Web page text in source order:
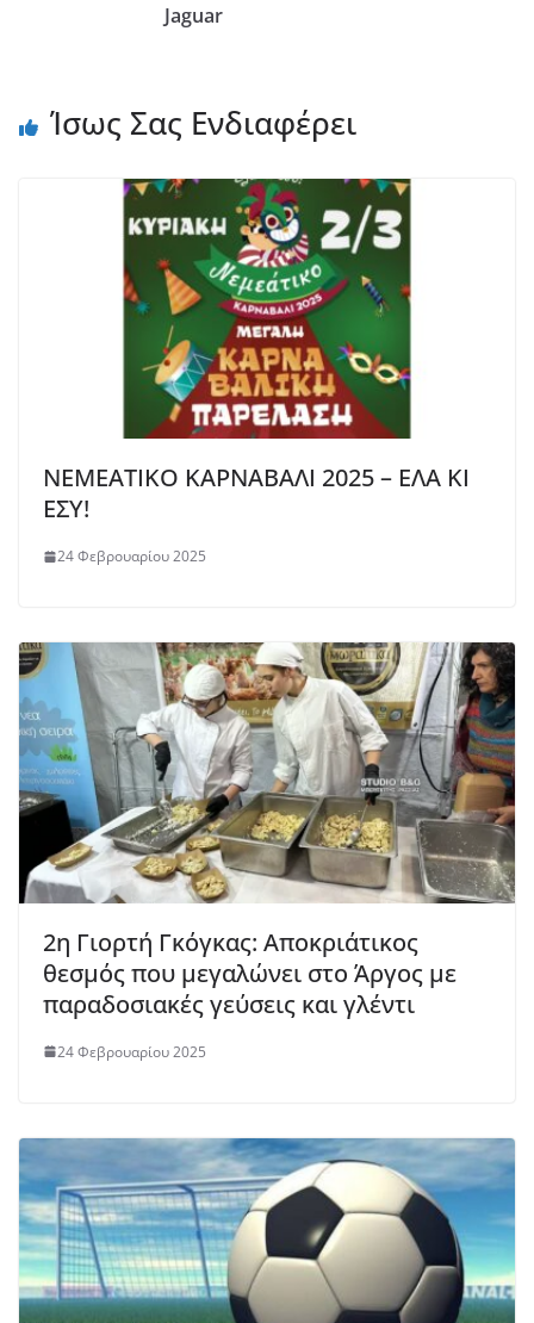
Jaguar
Ίσως Σας Ενδιαφέρει
ΝΕΜΕΑΤΙΚΟ ΚΑΡΝΑΒΑΛΙ 2025 – ΕΛΑ ΚΙ
ΕΣΥ!
24 Φεβρουαρίου 2025
2η Γιορτή Γκόγκας: Αποκριάτικος
θεσμός που μεγαλώνει στο Άργος με
παραδοσιακές γεύσεις και γλέντι
24 Φεβρουαρίου 2025